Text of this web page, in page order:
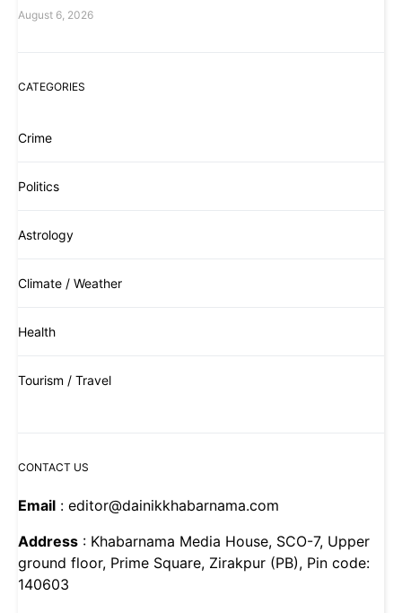
August 6, 2026
CATEGORIES
Crime
Politics
Astrology
Climate / Weather
Health
Tourism / Travel
CONTACT US
Email : editor@dainikkhabarnama.com
Address : Khabarnama Media House, SCO-7, Upper
ground floor, Prime Square, Zirakpur (PB), Pin code:
140603